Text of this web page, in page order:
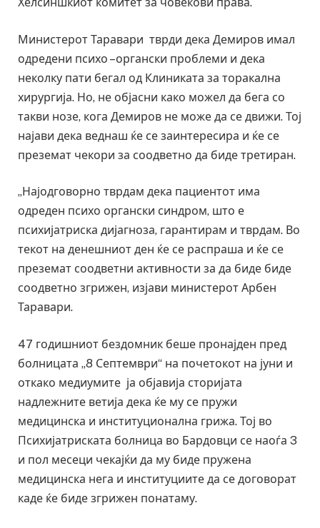
Министерот Таравари тврди дека Демиров имал
одредени психо –органски проблеми и дека
неколку пати бегал од Клиниката за торакална
хирургија. Но, не објасни како можел да бега со
такви нозе, кога Демиров не може да се движи. Тој
најави дека веднаш ќе се заинтересира и ќе се
преземат чекори за соодветно да биде третиран.
„Најодговорно тврдам дека пациентот има
одреден психо органски синдром, што е
психијатриска дијагноза, гарантирам и тврдам. Во
текот на денешниот ден ќе се распраша и ќе се
преземат соодветни активности за да биде биде
соодветно згрижен, изјави министерот Арбен
Таравари.
47 годишниот бездомник беше пронајден пред
болницата „8 Септември“ на почетокот на јуни и
откако медиумите ја објавија сторијата
надлежните ветија дека ќе му се пружи
медицинска и институционална грижа. Тој во
Психијатриската болница во Бардовци се наоѓа 3
и пол месеци чекајќи да му биде пружена
медицинска нега и институциите да се договорат
каде ќе биде згрижен понатаму.